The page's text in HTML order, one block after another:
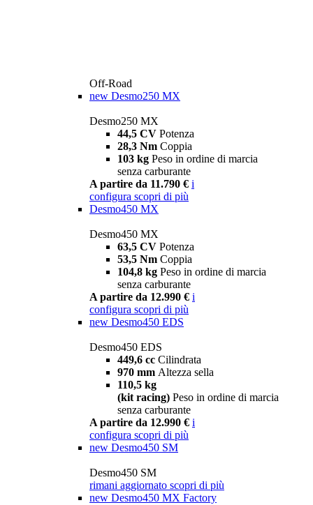
Off-Road
new Desmo250 MX
Desmo250 MX
44,5 CV Potenza
28,3 Nm Coppia
103 kg Peso in ordine di marcia
senza carburante
A partire da 11.790 € i
configura scopri di più
Desmo450 MX
Desmo450 MX
63,5 CV Potenza
53,5 Nm Coppia
104,8 kg Peso in ordine di marcia
senza carburante
A partire da 12.990 € i
configura scopri di più
new Desmo450 EDS
Desmo450 EDS
449,6 cc Cilindrata
970 mm Altezza sella
110,5 kg
(kit racing) Peso in ordine di marcia
senza carburante
A partire da 12.990 € i
configura scopri di più
new Desmo450 SM
Desmo450 SM
rimani aggiornato scopri di più
new Desmo450 MX Factory